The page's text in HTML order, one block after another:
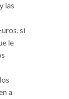
las
si
le
a